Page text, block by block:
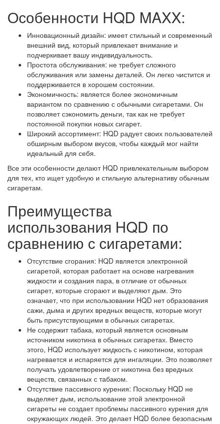
Особенности HQD MAXX:
Инновационный дизайн: имеет стильный и современный
внешний вид, который привлекает внимание и
подчеркивает вашу индивидуальность.
Простота обслуживания: не требует сложного
обслуживания или замены деталей. Он легко чистится и
поддерживается в хорошем состоянии.
Экономичность: является более экономичным
вариантом по сравнению с обычными сигаретами. Он
позволяет сэкономить деньги, так как не требует
постоянной покупки новых сигарет.
Широкий ассортимент: HQD радует своих пользователей
обширным выбором вкусов, чтобы каждый мог найти
идеальный для себя.
Все эти особенности делают HQD привлекательным выбором
для тех, кто ищет удобную и стильную альтернативу обычным
сигаретам.
Преимущества
использования HQD по
сравнению с сигаретами:
Отсутствие сгорания: HQD является электронной
сигаретой, которая работает на основе нагревания
жидкости и создания пара, в отличие от обычных
сигарет, которые сгорают и выделяют дым. Это
означает, что при использовании HQD нет образования
сажи, дыма и других вредных веществ, которые могут
быть присутствующими в обычных сигаретах.
Не содержит табака, который является основным
источником никотина в обычных сигаретах. Вместо
этого, HQD использует жидкость с никотином, которая
нагревается и испаряется для ингаляции. Это позволяет
получать удовлетворение от никотина без вредных
веществ, связанных с табаком.
Отсутствие пассивного курения: Поскольку HQD не
выделяет дым, использование этой электронной
сигареты не создает проблемы пассивного курения для
окружающих людей. Это делает HQD более безопасным